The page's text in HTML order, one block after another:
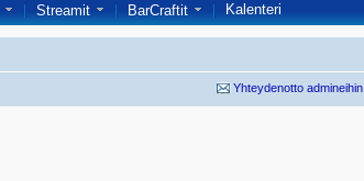
Streamit BarCraftit Kalenteri
Yhteydenotto admineihin